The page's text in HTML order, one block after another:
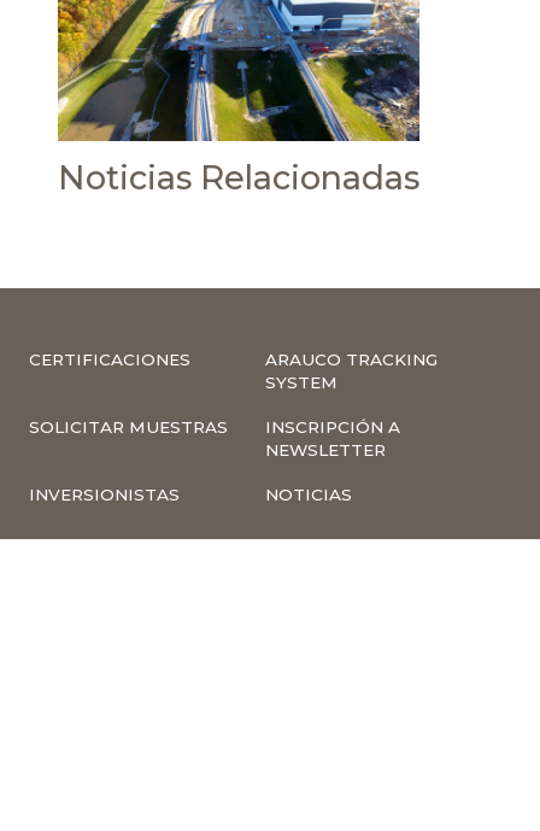
Noticias Relacionadas
CERTIFICACIONES
ARAUCO TRACKING
SYSTEM
SOLICITAR MUESTRAS
INSCRIPCIÓN A
NEWSLETTER
INVERSIONISTAS NOTICIAS